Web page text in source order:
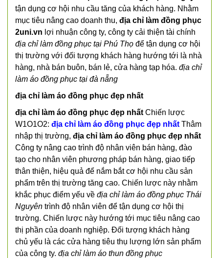
tận dụng cơ hội nhu cầu tăng của khách hàng. Nhằm
mục tiêu nâng cao doanh thu, địa chỉ làm đồng phục
2uni.vn lợi nhuận công ty, công ty cải thiện tài chính
địa chỉ làm đồng phục tại Phú Thọ để tận dụng cơ hội
thị trường với đối tượng khách hàng hướng tới là nhà
hàng, nhà bán buôn, bán lẻ, cửa hàng tạp hóa. địa chỉ
làm áo đồng phục tại đà nẵng
địa chỉ làm áo đồng phục đẹp nhất
địa chỉ làm áo đồng phục đẹp nhất Chiến lược
W1O1O2: địa chỉ làm áo đồng phục đẹp nhất Thâm
nhập thị trường, địa chỉ làm áo đồng phục đẹp nhất
Công ty nâng cao trình độ nhân viên bán hàng, đào
tạo cho nhân viên phương pháp bán hàng, giao tiếp
thân thiện, hiệu quả để nắm bắt cơ hội nhu cầu sản
phẩm trên thị trường tăng cao. Chiến lược này nhằm
khắc phục điểm yếu về địa chỉ làm áo đồng phục Thái
Nguyên trình độ nhân viên để tận dụng cơ hội thị
trường. Chiến lược này hướng tới mục tiêu nâng cao
thị phần của doanh nghiệp. Đối tượng khách hàng
chủ yếu là các cửa hàng tiêu thụ lượng lớn sản phẩm
của công ty. địa chỉ làm áo thun đồng phục